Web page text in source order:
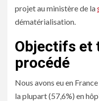
projet au ministère de la
dématérialisation.
Objectifs et
procédé
Nous avons eu en
la plupart (57,6%) en